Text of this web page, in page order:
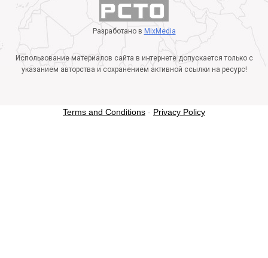
Разработано в MixMedia
Использование материалов сайта в интернете допускается только с
указанием авторства и сохранением активной ссылки на ресурс!
Terms and Conditions - Privacy Policy